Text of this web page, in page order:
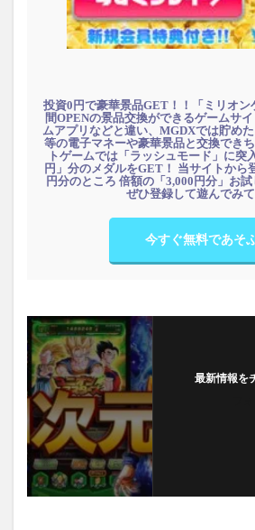
投資0円で豪華景品GET！！「ミリオン
間OPENの景品交換ができるゲームサ
ムアプリなどと違い、MGDXでは貯めた
等の電子マネーや豪華景品と交換でき
トゲームでは「ラッシュモード」に突
円」分のメダルをGET！ 当サイトから
円分のところ 倍額の「3,000円分」お
ぜひ登録して遊んでみて
今すぐ無料であそ
最新情報を